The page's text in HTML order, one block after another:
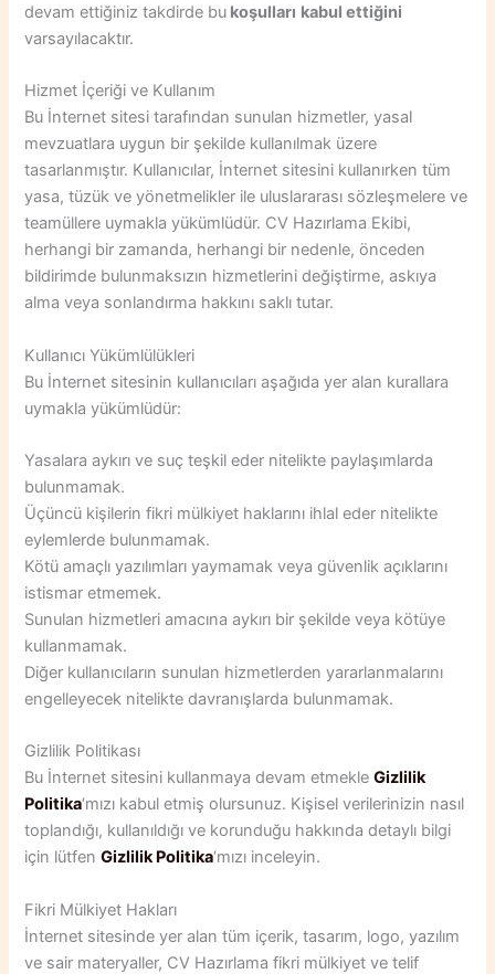
devam ettiğiniz takdirde bu koşulları kabul ettiğini
varsayılacaktır.
Hizmet İçeriği ve Kullanım
Bu İnternet sitesi tarafından sunulan hizmetler, yasal
mevzuatlara uygun bir şekilde kullanılmak üzere
tasarlanmıştır. Kullanıcılar, İnternet sitesini kullanırken tüm
yasa, tüzük ve yönetmelikler ile uluslararası sözleşmelere ve
teamüllere uymakla yükümlüdür. CV Hazırlama Ekibi,
herhangi bir zamanda, herhangi bir nedenle, önceden
bildirimde bulunmaksızın hizmetlerini değiştirme, askıya
alma veya sonlandırma hakkını saklı tutar.
Kullanıcı Yükümlülükleri
Bu İnternet sitesinin kullanıcıları aşağıda yer alan kurallara
uymakla yükümlüdür:
Yasalara aykırı ve suç teşkil eder nitelikte paylaşımlarda
bulunmamak.
Üçüncü kişilerin fikri mülkiyet haklarını ihlal eder nitelikte
eylemlerde bulunmamak.
Kötü amaçlı yazılımları yaymamak veya güvenlik açıklarını
istismar etmemek.
Sunulan hizmetleri amacına aykırı bir şekilde veya kötüye
kullanmamak.
Diğer kullanıcıların sunulan hizmetlerden yararlanmalarını
engelleyecek nitelikte davranışlarda bulunmamak.
Gizlilik Politikası
Bu İnternet sitesini kullanmaya devam etmekleGizlilik
Politika‘mızı kabul etmiş olursunuz. Kişisel verilerinizin nasıl
toplandığı, kullanıldığı ve korunduğu hakkında detaylı bilgi
için lütfenGizlilik Politika‘mızı inceleyin.
Fikri Mülkiyet Hakları
İnternet sitesinde yer alan tüm içerik, tasarım, logo, yazılım
ve sair materyaller, CV Hazırlama fikri mülkiyet ve telif